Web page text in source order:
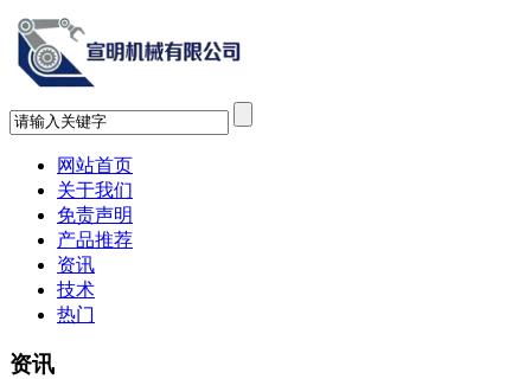
网站首页
关于我们
免责声明
产品推荐
资讯
技术
热门
资讯